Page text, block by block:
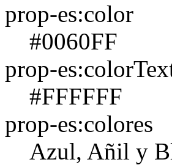
prop-es:color
#0060FF
prop-
#FFFFFF
prop-es:colores
Azul, Añil y